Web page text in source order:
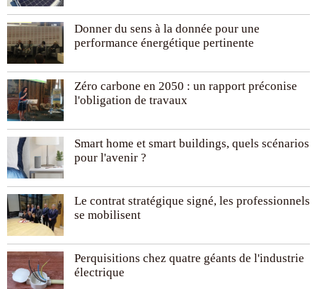
Donner du sens à la donnée pour une
performance énergétique pertinente
Zéro carbone en 2050 : un rapport préconise
l'obligation de travaux
Smart home et smart buildings, quels scénarios
pour l'avenir ?
Le contrat stratégique signé, les professionnels
se mobilisent
Perquisitions chez quatre géants de l'industrie
électrique